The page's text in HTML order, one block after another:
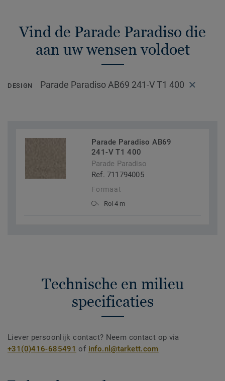
Vind de Parade Paradiso die
aan uw wensen voldoet
DESIGN Parade Paradiso AB69 241-V T1 400
Parade Paradiso AB69
241-V T1 400
Parade Paradiso
Ref. 711794005
Formaat
Rol 4 m
Technische en milieu
specificaties
Liever persoonlijk contact? Neem contact op via
+31(0)416-685491 of info.nl@tarkett.com